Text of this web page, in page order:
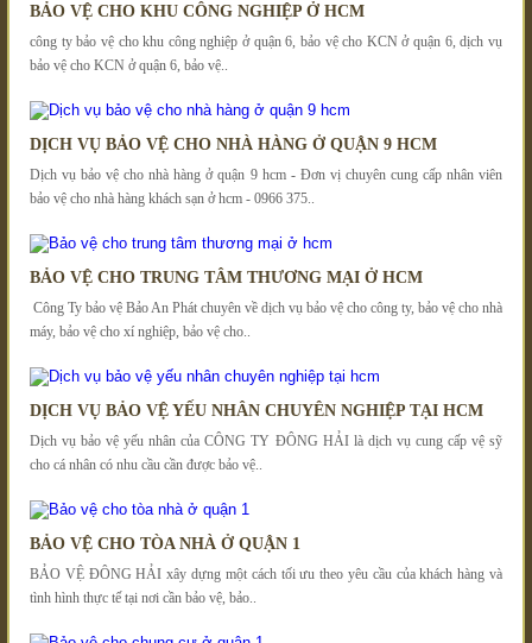
BẢO VỆ CHO KHU CÔNG NGHIỆP Ở HCM
công ty bảo vệ cho khu công nghiệp ở quận 6, bảo vệ cho KCN ở quận 6, dịch vụ
bảo vệ cho KCN ở quận 6, bảo vệ..
DỊCH VỤ BẢO VỆ CHO NHÀ HÀNG Ở QUẬN 9 HCM
Dịch vụ bảo vệ cho nhà hàng ở quận 9 hcm - Đơn vị chuyên cung cấp nhân viên
bảo vệ cho nhà hàng khách sạn ở hcm - 0966 375..
BẢO VỆ CHO TRUNG TÂM THƯƠNG MẠI Ở HCM
Công Ty bảo vệ Bảo An Phát chuyên về dịch vụ bảo vệ cho công ty, bảo vệ cho nhà
máy, bảo vệ cho xí nghiệp, bảo vệ cho..
DỊCH VỤ BẢO VỆ YẾU NHÂN CHUYÊN NGHIỆP TẠI HCM
Dịch vụ bảo vệ yếu nhân của CÔNG TY ĐÔNG HẢI là dịch vụ cung cấp vệ sỹ
cho cá nhân có nhu cầu cần được bảo vệ..
BẢO VỆ CHO TÒA NHÀ Ở QUẬN 1
BẢO VỆ ĐÔNG HẢI xây dựng một cách tối ưu theo yêu cầu của khách hàng và
tình hình thực tế tại nơi cần bảo vệ, bảo..